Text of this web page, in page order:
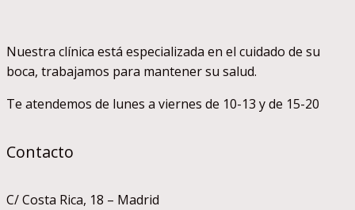
y,
por
en
Nuestra clínica está especializada en el cuidado de su
boca, trabajamos para mantener su salud.
Te atendemos de lunes a viernes de 10-13 y de 15-20
Contacto
C/ Costa Rica, 18 – Madrid